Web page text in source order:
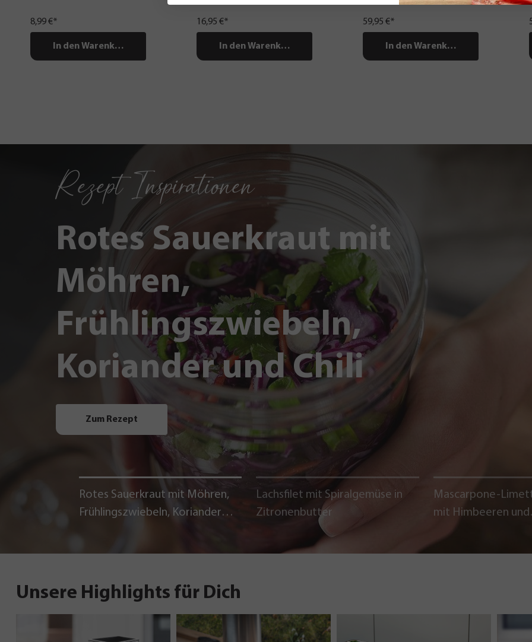
8,99 €*
In den Warenkorb
16,95 €*
In den Warenkorb
59,95 €*
In den Warenkorb
Rezept Inspirationen
Rotes Sauerkraut mit
Möhren,
Frühlingszwiebeln,
Koriander und Chili
Zum Rezept
Rotes Sauerkraut mit Möhren,
Frühlingszwiebeln, Koriander
Lachsfilet mit Spiralgemüse in
Zitronenbutter
Mascarpone-
mit Himbeeren und
Schokoladencrumble
Unsere Highlights für Dich